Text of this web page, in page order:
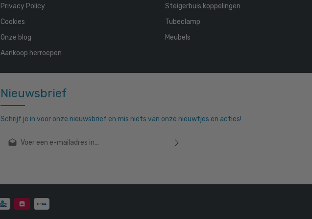
Nieuwsbrief
Schrijf je in voor onze nieuwsbrief en mis niets van onze nieuwtjes en acties!
E-mailadres*
Privacy Policy
Cookies
Onze blog
Aankoop herroepen
Steigerbuis koppelingen
Tubeclamp
Meubels